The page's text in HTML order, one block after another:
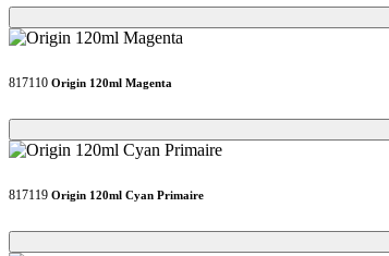
Loading...
Loading...
817110 Origin 120ml Magenta
Loading...
Loading...
817119 Origin 120ml Cyan Primaire
Loading...
Loading...